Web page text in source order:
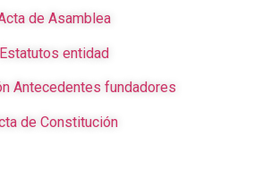
de Asamblea
Estatutos entidad
Antecedentes fundadores
de Constitución